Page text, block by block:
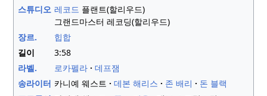
스튜디오 레코드 플랜트(할리우드)
그랜드마스터 레코딩(할리우드)
장르.
힙합
길이
3:58
라벨.
로카펠라
데프잼
송라이터 카니예 웨스트 데본 해리스 존 배리
돈 블랙